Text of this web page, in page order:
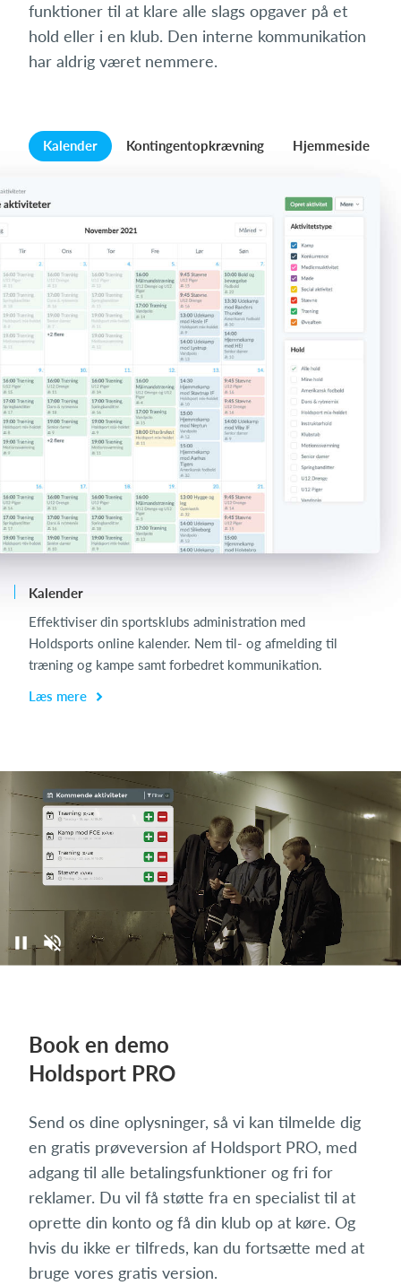
funktioner til at klare alle slags opgaver på et
hold eller i en klub. Den interne kommunikation
har aldrig været nemmere.
Kalender
Effektiviser din sportsklubs administration med
Holdsports online kalender. Nem til- og afmelding til
træning og kampe samt forbedret kommunikation.
Læs mere
Kalender Kontingentopkrævning Hjemmeside
Book en demo
Holdsport PRO
Send os dine oplysninger, så vi kan tilmelde dig
en gratis prøveversion af Holdsport PRO, med
adgang til alle betalingsfunktioner og fri for
reklamer. Du vil få støtte fra en specialist til at
oprette din konto og få din klub op at køre. Og
hvis du ikke er tilfreds, kan du fortsætte med at
bruge vores gratis version.